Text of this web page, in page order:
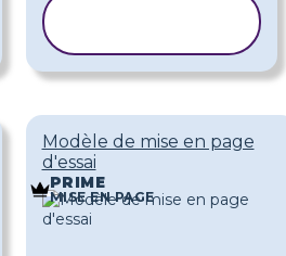
Modèle de mise en page
d'essai
PRIME
MISE EN PAGE